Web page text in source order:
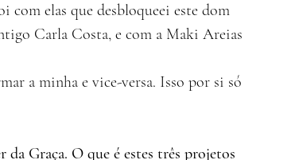
com elas que desbloqueei este dom
Carla Costa, e com a Maki Areias
a minha e vice-versa. Isso por si só
Graça. O que é estes três projetos